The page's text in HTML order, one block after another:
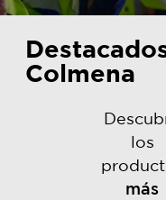
Colmena
los
más